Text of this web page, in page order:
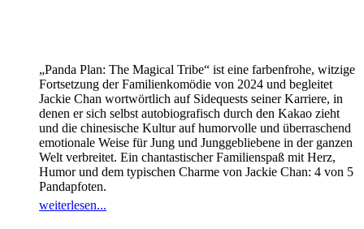
„Panda Plan: The Magical Tribe“ ist eine farbenfrohe, witzige
Fortsetzung der Familienkomödie von 2024 und begleitet
Jackie Chan wortwörtlich auf Sidequests seiner Karriere, in
denen er sich selbst autobiografisch durch den Kakao zieht
und die chinesische Kultur auf humorvolle und überraschend
emotionale Weise für Jung und Junggebliebene in der ganzen
Welt verbreitet. Ein chantastischer Familienspaß mit Herz,
Humor und dem typischen Charme von Jackie Chan: 4 von 5
Pandapfoten.
weiterlesen...